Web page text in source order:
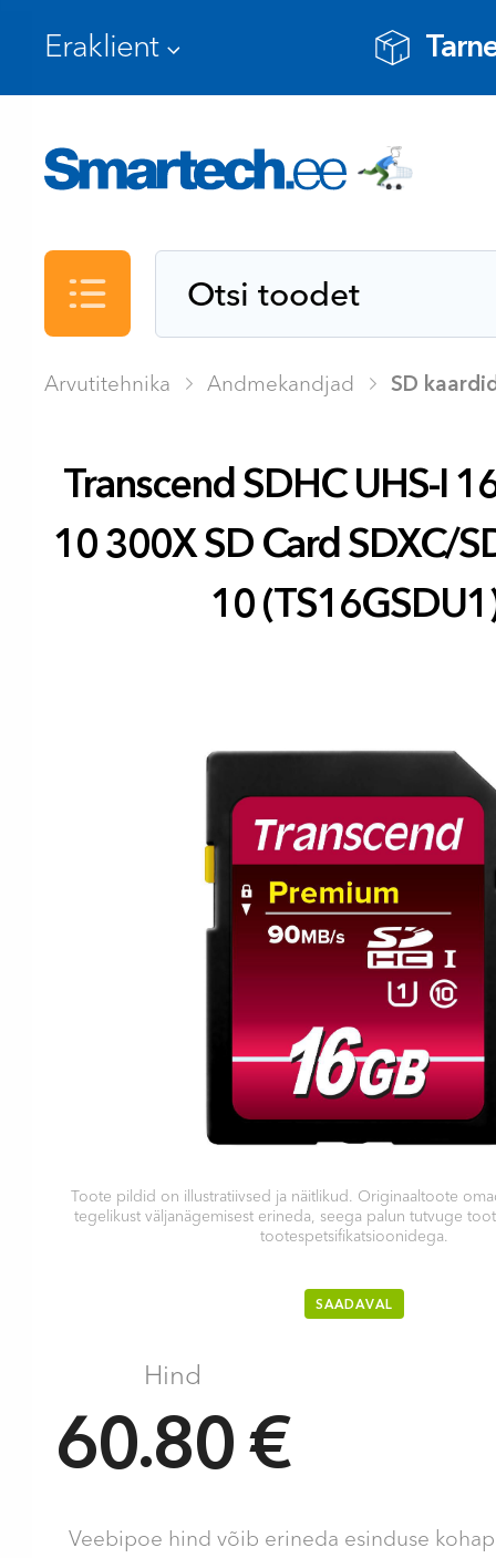
Kataloog
Arvutitehnika Andmekandjad SD
Transcend SDHC UHS-I
10 300X SD Card SDXC/
10
Toote pildid on illustratiivsed ja näitlikud. Originaaltoote
tegelikust väljanägemisest erineda, seega palun tutvuge
tootespetsifikatsioonidega.
SAADAVAL
Hind
60.80 €
Veebipoe hind võib erineda esinduse